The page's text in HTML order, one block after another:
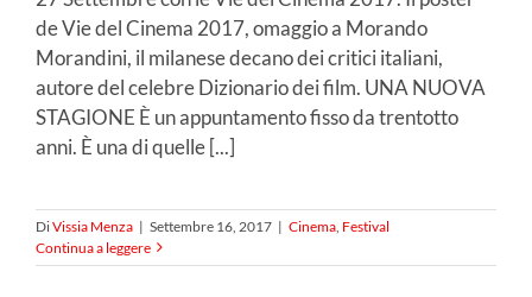
de Vie del Cinema 2017, omaggio a Morando
Morandini, il milanese decano dei critici italiani,
autore del celebre Dizionario dei film. UNA NUOVA
STAGIONE È un appuntamento fisso da trentotto
anni. È una di quelle [...]
DiVissia Menza | Settembre 16, 2017 | Cinema Festival
Continua a leggere